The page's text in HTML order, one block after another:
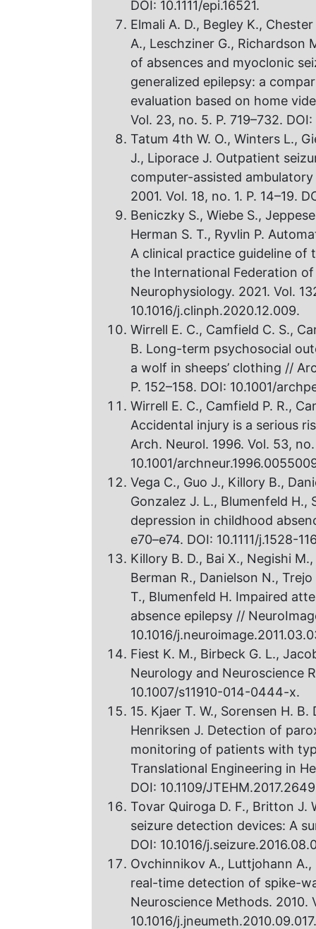
DOI: 10.1111/epi.16521.
Elmali A. D., Begley K.,
A., Leschziner G., Richardson
of absences and myoclonic
generalized epilepsy: a
evaluation based on home
Vol. 23, no. 5. P. 719–732.
Tatum 4th W. O., Winters L.,
J., Liporace J. Outpatient
computer-assisted
2001. Vol. 18, no. 1. P. 14–19.
Beniczky S., Wiebe S.,
Herman S. T., Ryvlin P.
A clinical practice guideline of
the International Federation
Neurophysiology. 2021. Vol.
10.1016/j.clinph.2020.12.009.
Wirrell E. C., Camfield C. S.,
B. Long-term psychosocial
a wolf in sheeps’ clothing //
P. 152–158. DOI: 10.1001/
Wirrell E. C., Camfield P. R.,
Accidental injury is a serious
Arch. Neurol. 1996. Vol. 53,
10.1001/
Vega C., Guo J., Killory B.,
Gonzalez J. L., Blumenfeld
depression in childhood
e70–e74. DOI: 10.1111/j.1528-
Killory B. D., Bai X., Negishi
Berman R., Danielson N.,
T., Blumenfeld H. Impaired
absence epilepsy //
10.1016/
Fiest K. M., Birbeck G. L.,
Neurology and Neuroscience
10.1007/s11910-014-0444-x.
15. Kjaer T. W., Sorensen H.
Henriksen J. Detection of
monitoring of patients with
Translational Engineering in
DOI: 10.1109/
Tovar Quiroga D. F., Britton J.
seizure detection devices: A
DOI: 10.1016/
Ovchinnikov A., Luttjohann
real-time detection of spike-
Neuroscience Methods. 2010.
10.1016/j.jneumeth.2010.09.017.